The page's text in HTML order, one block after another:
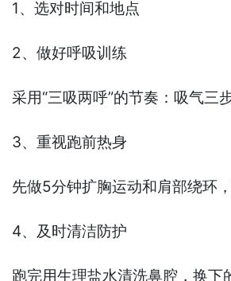
1、选对时间和地点
2、做好呼吸训练
采用“三吸两呼”的节奏：吸气三
3、重视跑前热身
先做5分钟扩胸运动和肩部绕环
4、及时清洁防护
跑完用生理盐水清洗鼻腔，换下